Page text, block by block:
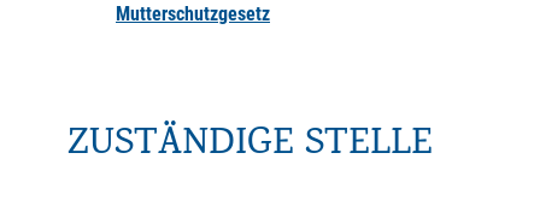
Mutterschutzgesetz
ZUSTÄNDIGE STELLE